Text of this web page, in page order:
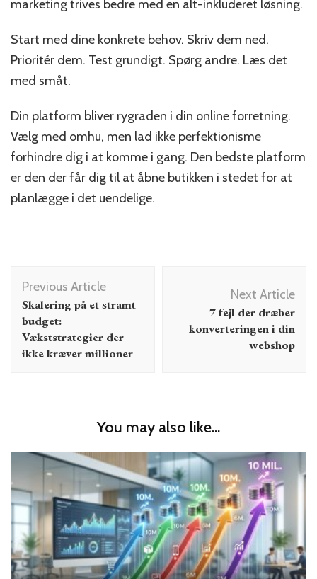
marketing trives bedre med en alt-inkluderet løsning.
Start med dine konkrete behov. Skriv dem ned.
Prioritér dem. Test grundigt. Spørg andre. Læs det
med småt.
Din platform bliver rygraden i din online forretning.
Vælg med omhu, men lad ikke perfektionisme
forhindre dig i at komme i gang. Den bedste platform
er den der får dig til at åbne butikken i stedet for at
planlægge i det uendelige.
Post
Navigation
Previous Article
Skalering på et stramt
budget:
Vækststrategier der
ikke kræver millioner
Next Article
7 fejl der dræber
konverteringen i din
webshop
You may also like...